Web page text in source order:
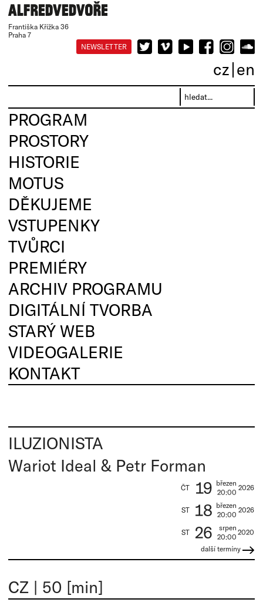
Františka Křížka 36
Praha 7
NEWSLETTER
cz en
PROGRAM
PROSTORY
HISTORIE
MOTUS
DĚKUJEME
VSTUPENKY
TVŮRCI
PREMIÉRY
ARCHIV PROGRAMU
DIGITÁLNÍ TVORBA
STARÝ WEB
VIDEOGALERIE
KONTAKT
ILUZIONISTA
Wariot Ideal & Petr Forman
ČT 19 březen
20:00
2026
ST 18 březen
20:00
2026
ST 26
srpen
20:00
2020
další termíny
CZ | 50 [min]